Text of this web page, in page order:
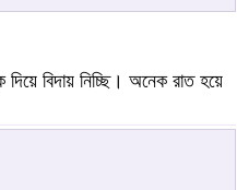
বিদায় নিচ্ছি। অনেক রাত হয়ে